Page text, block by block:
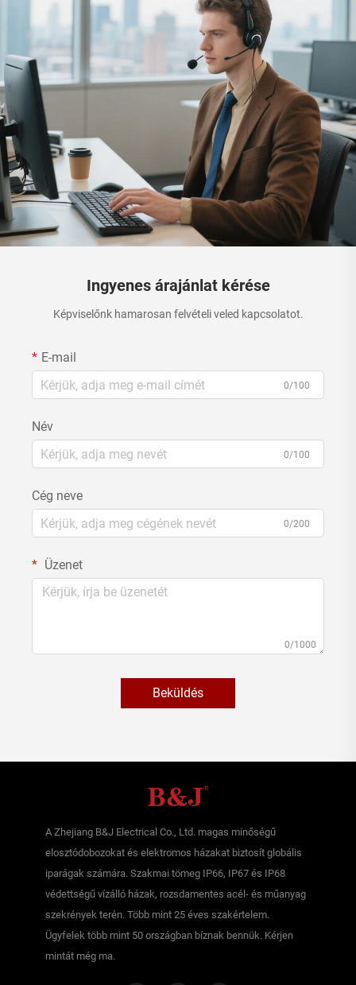
Ingyenes árajánlat kérése
Képviselőnk hamarosan felvételi veled kapcsolatot.
E-mail
0/100
Név
0/100
Cég neve
0/200
Üzenet
0/1000
Beküldés
A Zhejiang B&J Electrical Co., Ltd. magas minőségű
elosztódobozokat és elektromos házakat biztosít globális
iparágak számára. Szakmai tömeg IP66, IP67 és IP68
védettségű vízálló házak, rozsdamentes acél- és műanyag
szekrények terén. Több mint 25 éves szakértelem.
Ügyfelek több mint 50 országban bíznak bennük. Kérjen
mintát még ma.